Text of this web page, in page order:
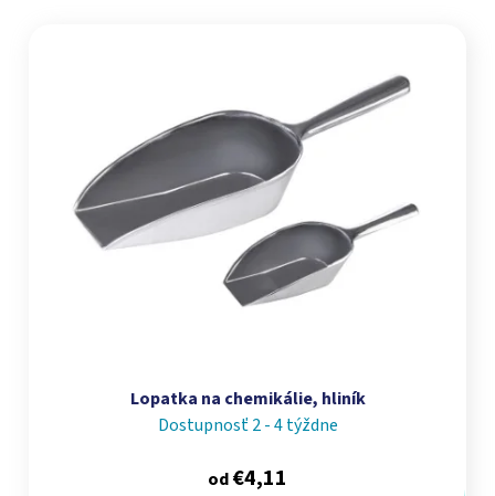
Lopatka na chemikálie, hliník
Dostupnosť 2 - 4 týždne
od€4,11